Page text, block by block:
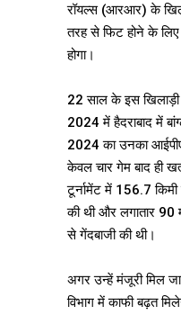
रॉयल्स (आरआर) के
तरह से फिट होने के
होगा।
22 साल के इस
2024 में हैदराबाद में
2024 का उनका
केवल चार गेम बाद ही
टूर्नामेंट में 156.7
की थी और लगातार 90
से गेंदबाजी की थी।
अगर उन्हें मंजूरी मिल
विभाग में काफी बढ़त